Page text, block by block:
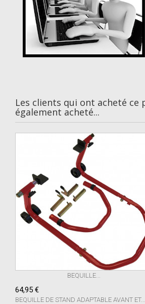
Les clients qui ont acheté
également acheté...
BEQUILLE...
64,95 €
BEQUILLE DE STAND ADAPTABLE AVANT ET...